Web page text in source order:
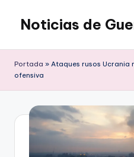
Saltar
contenido
Noticias de
Portada » Ataques rusos Ucrania
ofensiva